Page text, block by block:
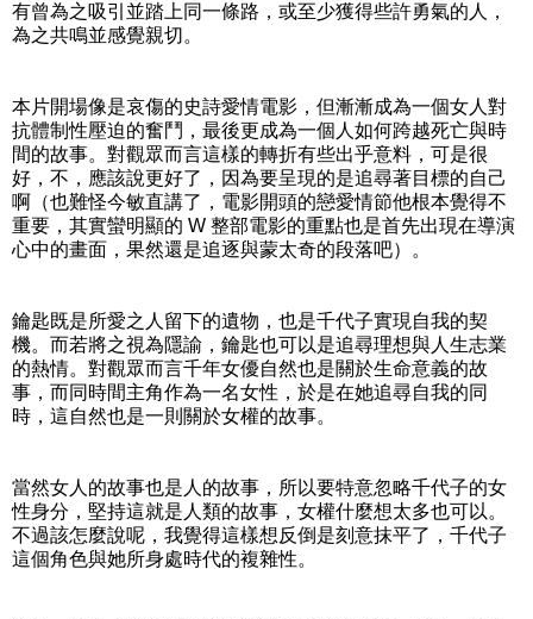
有曾為之吸引並踏上同一條路，或至少獲得些許勇氣的人，
為之共鳴並感覺親切。
本片開場像是哀傷的史詩愛情電影，但漸漸成為一個女人對
抗體制性壓迫的奮鬥，最後更成為一個人如何跨越死亡與時
間的故事。對觀眾而言這樣的轉折有些出乎意料，可是很
好，不，應該說更好了，因為要呈現的是追尋著目標的自己
啊（也難怪今敏直講了，電影開頭的戀愛情節他根本覺得不
重要，其實蠻明顯的 W 整部電影的重點也是首先出現在導演
心中的畫面，果然還是追逐與蒙太奇的段落吧）。
鑰匙既是所愛之人留下的遺物，也是千代子實現自我的契
機。而若將之視為隱諭，鑰匙也可以是追尋理想與人生志業
的熱情。對觀眾而言千年女優自然也是關於生命意義的故
事，而同時間主角作為一名女性，於是在她追尋自我的同
時，這自然也是一則關於女權的故事。
當然女人的故事也是人的故事，所以要特意忽略千代子的女
性身分，堅持這就是人類的故事，女權什麼想太多也可以。
不過該怎麼說呢，我覺得這樣想反倒是刻意抹平了，千代子
這個角色與她所身處時代的複雜性。